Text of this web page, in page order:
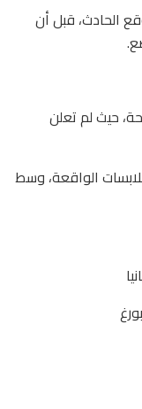
الحادث، قبل أن
حيث لم تعلن
الواقعة، وسط